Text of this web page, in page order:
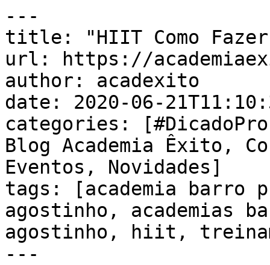
---
title: "HIIT Como
url: https://
author: acadexito
date: 2020-06-
categories:
Blog Academia Êxito,
Eventos, Novidades]
tags: [academia barro
agostinho, academias
agostinho, hiit,
---